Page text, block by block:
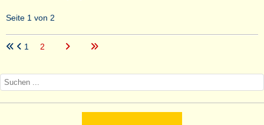
Seite 1 von 2
1 2